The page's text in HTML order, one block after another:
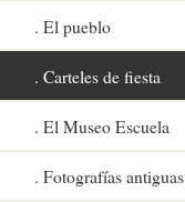
El pueblo
Carteles de fiesta
El Museo Escuela
Fotografías antiguas